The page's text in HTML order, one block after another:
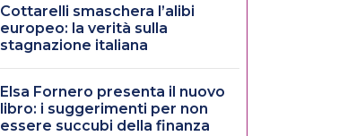
Cottarelli smaschera l’alibi
europeo: la verità sulla
stagnazione italiana
Elsa Fornero presenta il nuovo
libro: i suggerimenti per non
essere succubi della finanza